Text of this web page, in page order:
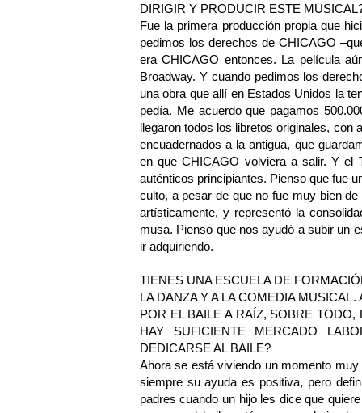
DIRIGIR Y PRODUCIR ESTE
Fue la primera producción propia que
pedimos los derechos de CHICAGO
era CHICAGO entonces. La película
Broadway. Y cuando pedimos los
una obra que allí en Estados Unidos la
pedía. Me acuerdo que pagamos
llegaron todos los libretos originales, con
encuadernados a la antigua, que
en que CHICAGO volviera a salir. Y el
auténticos principiantes. Pienso que fue
culto, a pesar de que no fue muy bien
artísticamente, y representó la
musa. Pienso que nos ayudó a subir un
ir adquiriendo.
TIENES UNA ESCUELA DE
LA DANZA Y A LA COMEDIA
POR EL BAILE A RAÍZ, SOBRE
HAY SUFICIENTE MERCADO
DEDICARSE AL BAILE?
Ahora se está viviendo un momento
siempre su ayuda es positiva, pero
padres cuando un hijo les dice que